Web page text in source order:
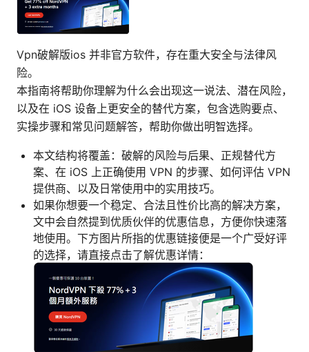
Vpn破解版ios 并非官方软件，存在重大安全与法律风
险。
本指南将帮助你理解为什么会出现这一说法、潜在风险，
以及在 iOS 设备上更安全的替代方案，包含选购要点、
实操步骤和常见问题解答，帮助你做出明智选择。
本文结构将覆盖：破解的风险与后果、正规替代方
案、在 iOS 上正确使用 VPN 的步骤、如何评估 VPN
提供商、以及日常使用中的实用技巧。
如果你想要一个稳定、合法且性价比高的解决方案，
文中会自然提到优质伙伴的优惠信息，方便你快速落
地使用。下方图片所指的优惠链接便是一个广受好评
的选择，请直接点击了解优惠详情：